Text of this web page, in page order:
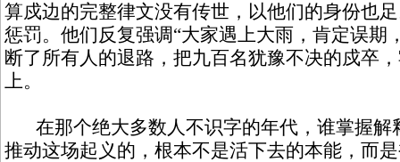
算戍边的完整律文没有传世，以他们的身份也
惩罚。他们反复强调“大家遇上大雨，肯定误期
断了所有人的退路，把九百名犹豫不决的戍卒
上。
在那个绝大多数人不识字的年代，谁掌握解
推动这场起义的，根本不是活下去的本能，而